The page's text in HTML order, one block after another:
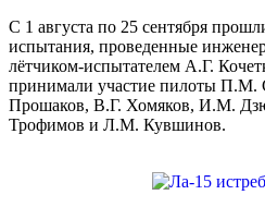
С 1 августа по 25 сентября
испытания, проведенные
лётчиком-испытателем А.Г.
принимали участие пилоты П.М.
Прошаков, В.Г. Хомяков, И.М.
Трофимов и Л.М. Кувшинов.